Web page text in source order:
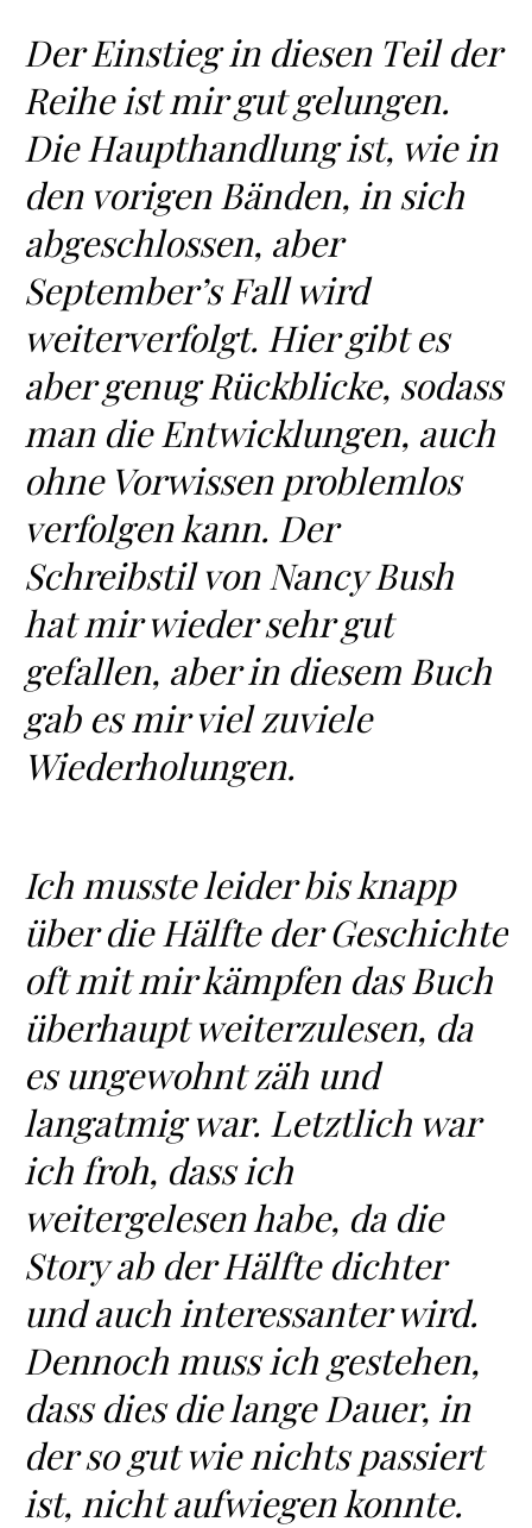
Der Einstieg in diesen Teil der
Reihe ist mir gut gelungen.
Die Haupthandlung ist, wie in
den vorigen Bänden, in sich
abgeschlossen, aber
September’s Fall wird
weiterverfolgt. Hier gibt es
aber genug Rückblicke, sodass
man die Entwicklungen, auch
ohne Vorwissen problemlos
verfolgen kann. Der
Schreibstil von Nancy Bush
hat mir wieder sehr gut
gefallen, aber in diesem Buch
gab es mir viel zuviele
Wiederholungen.
Ich musste leider bis knapp
über die Hälfte der Geschichte
oft mit mir kämpfen das Buch
überhaupt weiterzulesen, da
es ungewohnt zäh und
langatmig war. Letztlich war
ich froh, dass ich
weitergelesen habe, da die
Story ab der Hälfte dichter
und auch interessanter wird.
Dennoch muss ich gestehen,
dass dies die lange Dauer, in
der so gut wie nichts passiert
ist, nicht aufwiegen konnte.